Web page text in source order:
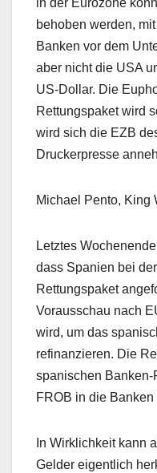
in der Eurozone
behoben werden,
Banken vor dem
aber nicht die USA
US-Dollar. Die
Rettungspaket wird
wird sich die EZB
Druckerpresse
Michael Pento, King
Letztes
dass Spanien bei
Rettungspaket
Vorausschau nach
wird, um das
refinanzieren. Die
spanischen
FROB in die
In Wirklichkeit kann
Gelder eigentlich